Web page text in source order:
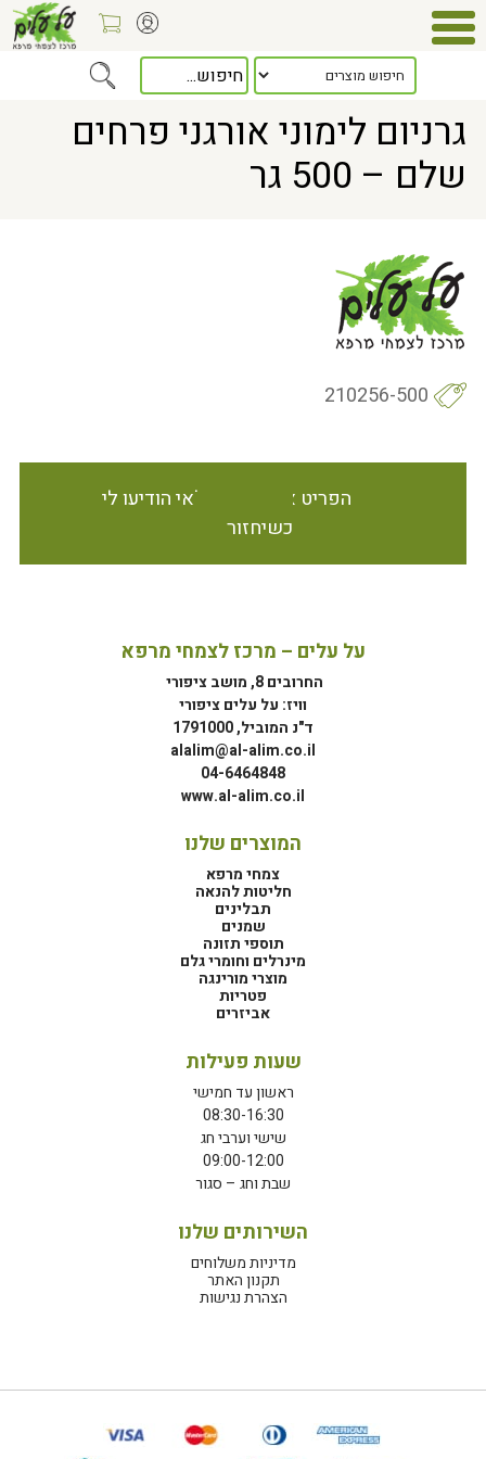
> גרניום לימוני אורגני פרחים שלם – 500 גר
גרניום לימוני אורגני פרחים
שלם – 500 גר
210256-500
הפריט אינו זמין במלאי הודיעו לי
כשיחזור
על עלים – מרכז לצמחי מרפא
החרובים 8, מושב ציפורי
וויז: על עלים ציפורי
ד"נ המוביל, 1791000
alalim@al-alim.co.il
04-6464848
www.al-alim.co.il
המוצרים שלנו
צמחי מרפא
חליטות להנאה
תבלינים
שמנים
תוספי תזונה
מינרלים וחומרי גלם
מוצרי מורינגה
פטריות
אביזרים
שעות פעילות
ראשון עד חמישי
08:30-16:30
שישי וערבי חג
09:00-12:00
שבת וחג – סגור
השירותים שלנו
מדיניות משלוחים
תקנון האתר
הצהרת נגישות